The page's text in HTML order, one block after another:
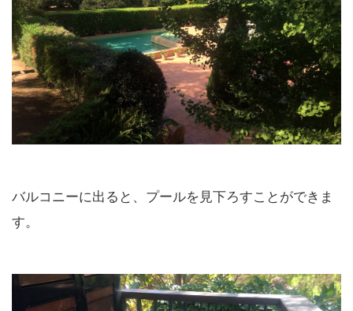
バルコニーに出ると、プールを見下ろすことができま
す。